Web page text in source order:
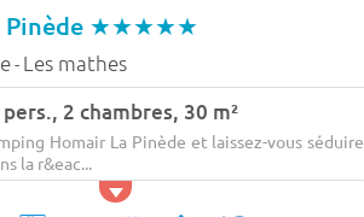
Pinède ★★★★★
- Les mathes
2 chambres, 30 m²
Homair La Pinède et laissez-vous séduire
la r&eac...